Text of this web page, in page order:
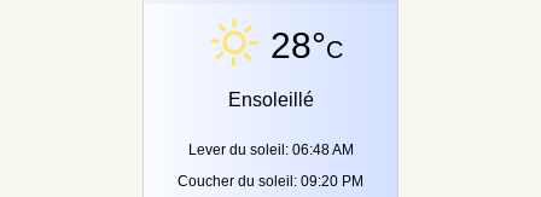
28°C
Ensoleillé
Lever du soleil: 06:48 AM
Coucher du soleil: 09:20 PM